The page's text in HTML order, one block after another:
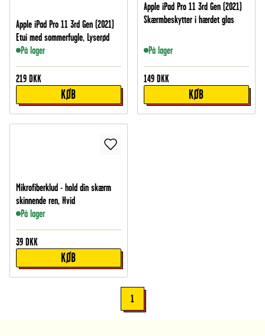
Apple iPad Pro 11 3rd Gen (2021)
Etui med sommerfugle, Lyserød
På lager
219 DKK
KØB
Apple iPad Pro 11 3rd Gen (2021)
Skærmbeskytter i hærdet glas
På lager
149 DKK
KØB
Mikrofiberklud - hold din skærm
skinnende ren, Hvid
På lager
39 DKK
KØB
1